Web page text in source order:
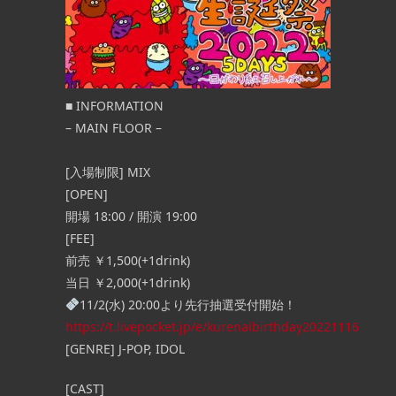
■ INFORMATION
– MAIN FLOOR –
[入場制限] MIX
[OPEN]
開場 18:00 / 開演 19:00
[FEE]
前売 ￥1,500(+1drink)
当日 ￥2,000(+1drink)
11/2(水) 20:00より先行抽選受付開始！
https://t.livepocket.jp/e/kurenaibirthday20221116
[GENRE] J-POP, IDOL
[CAST]
[入場制限] MIX
11
12:45 PM
二丁目の魁カミングア
ト 無料ワンマンライブ